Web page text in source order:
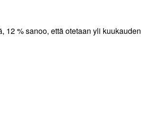
12 % sanoo, että otetaan yli kuukauden